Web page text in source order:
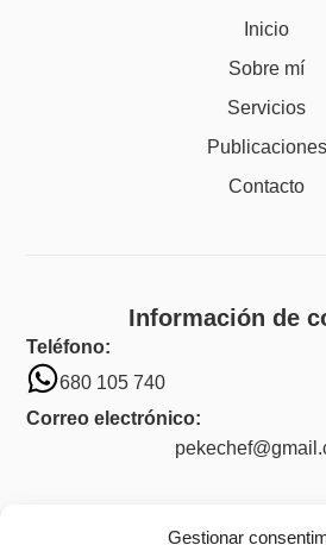
Gestionar
Inicio
Sobre mí
Servicios
Publicaciones
Contacto
Información de
Teléfono:
680 105 740
Correo electrónico: